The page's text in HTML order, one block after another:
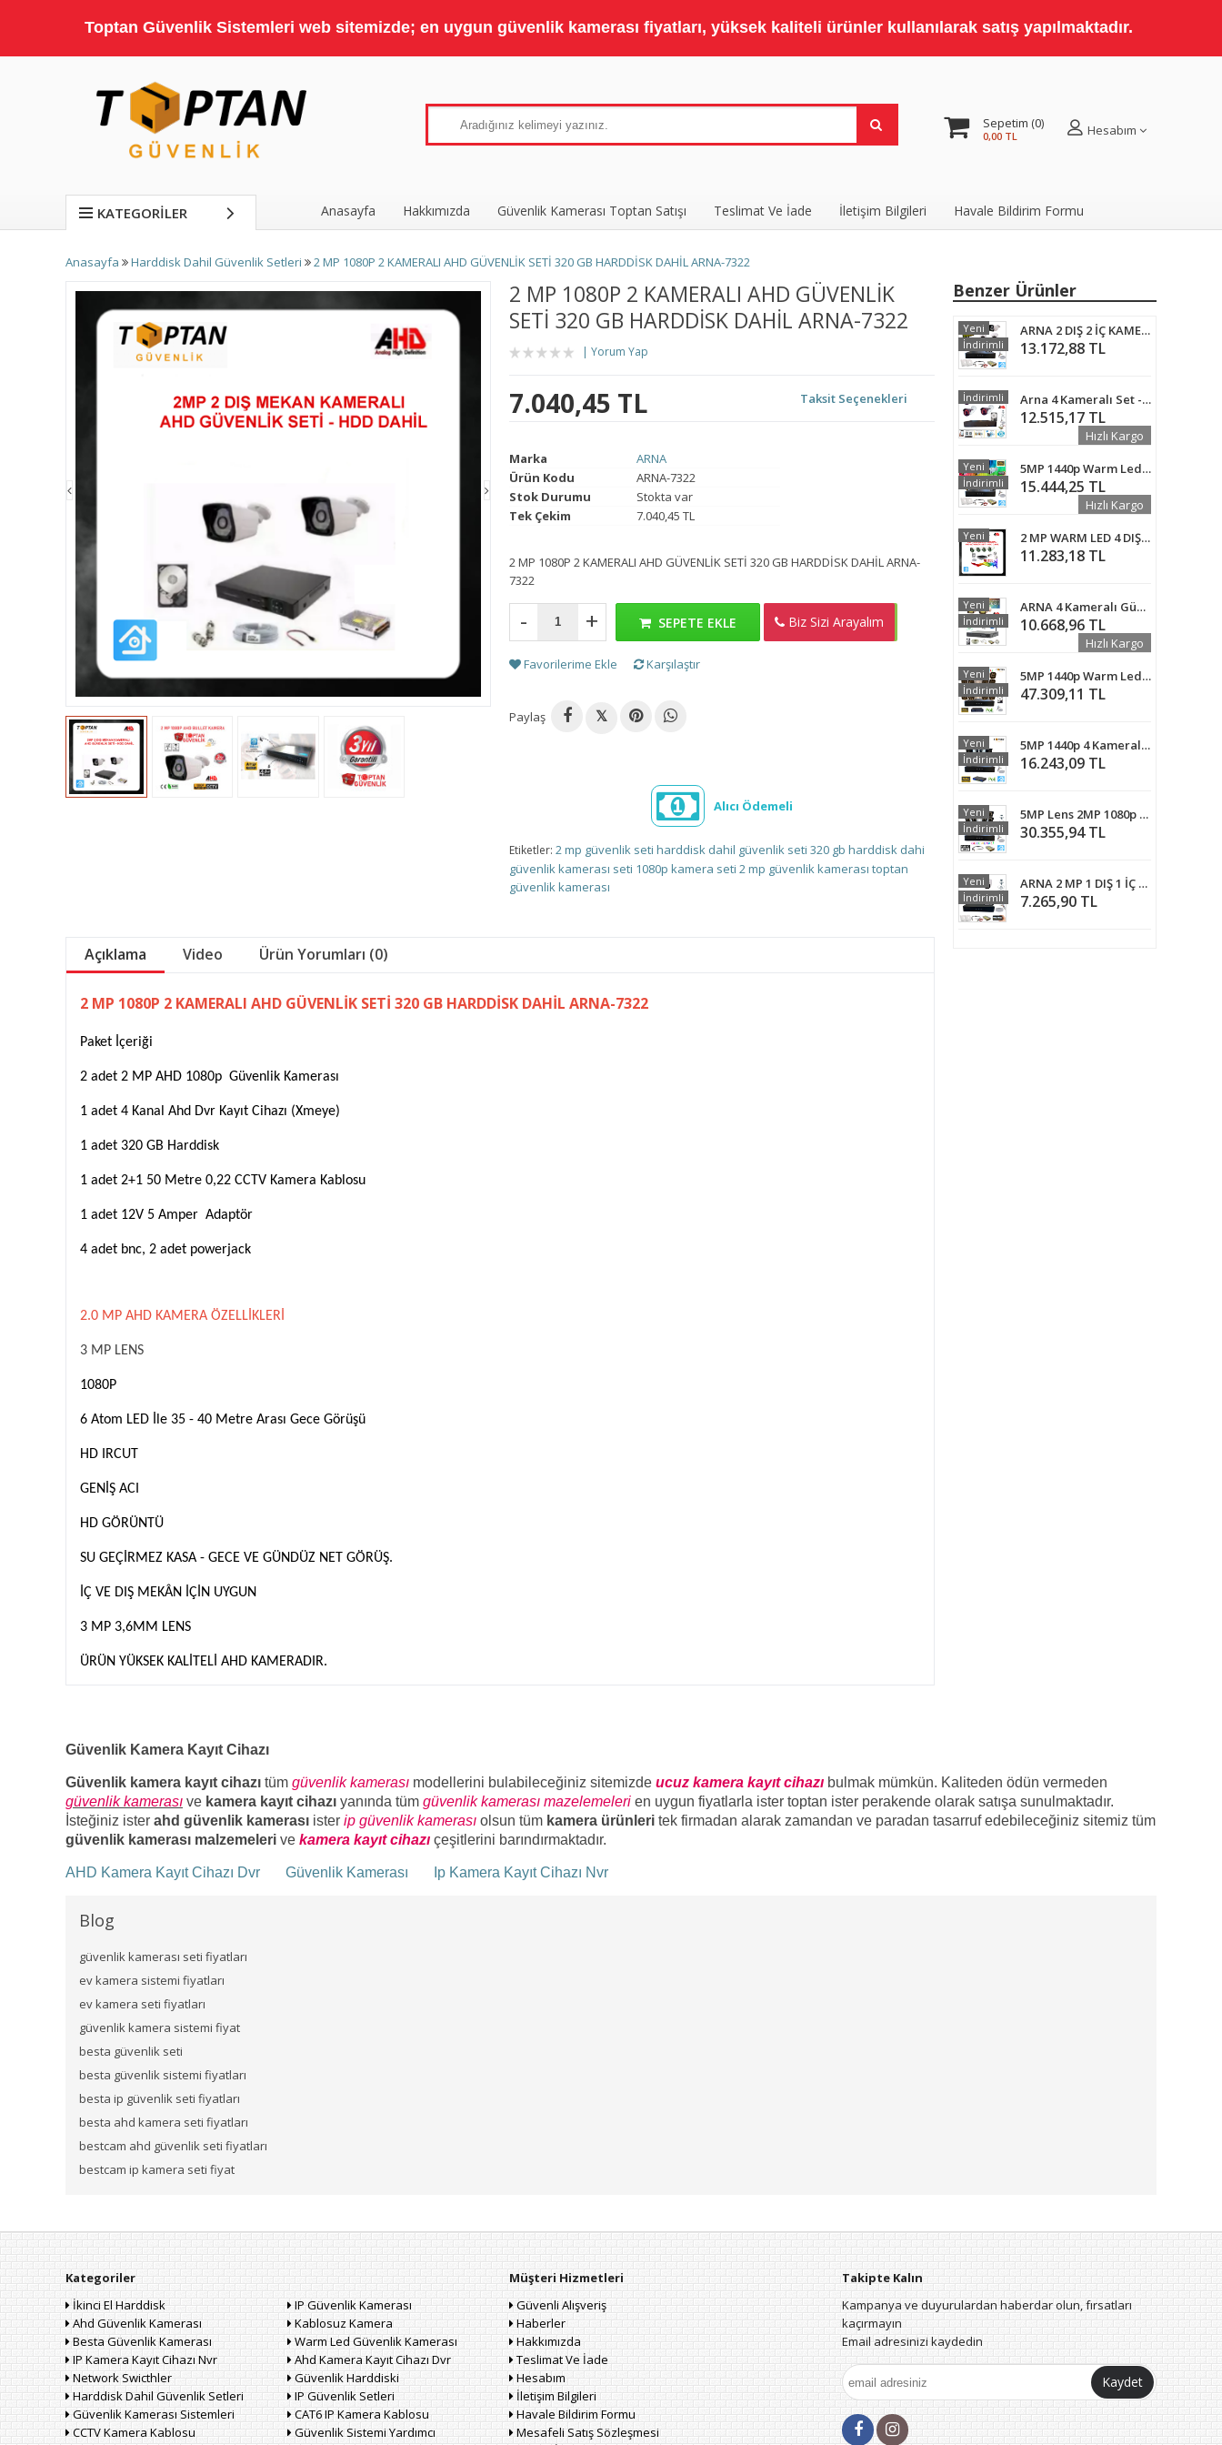
Toptan Güvenlik Sistemleri web sitemizde; en uygun güvenlik kamerası fiyatları, yüksek kaliteli ürünler kullanılarak satış yapılmaktadır.
Sepetim 0
0,00 TL Hesabım
KATEGORILER Anasayfa Hakkımızda Güvenlik Kamerası Toptan Satışı Teslimat Ve İade İletişim Bilgileri Havale Bildirim Formu
Anasayfa Harddisk Dahil Güvenlik Setleri 2 MP 1080P 2 KAMERALI AHD GÜVENLİK SETİ 320 GB HARDDİSK DAHİL ARNA-7322
2 MP 1080P 2 KAMERALI AHD GÜVENLİK
SETİ 320 GB HARDDİSK DAHİL ARNA-7322
Yorum Yap
7.040,45 TL Taksit Seçenekleri
Marka
ARNA
Ürün Kodu
ARNA-7322
Stok Durumu
Stokta var
Tek Çekim
7.040,45 TL
2 MP 1080P 2 KAMERALI AHD GÜVENLİK SETİ 320 GB HARDDİSK DAHİL ARNA-
7322
- + SEPETE EKLE HEMEN AL
Favorilerime Ekle Karşılaştır
Biz Sizi Arayalım
Paylaş 𝕏
Alıcı Ödemeli
Etiketler: 2 mp güvenlik seti harddisk dahil güvenlik seti 320 gb harddisk dahi
güvenlik kamerası seti 1080p kamera seti 2 mp güvenlik kamerası toptan
güvenlik kamerası
Açıklama Video Ürün Yorumları (0)
2 MP 1080P 2 KAMERALI AHD GÜVENLİK SETİ 320 GB HARDDİSK DAHİL ARNA-7322
Paket İçeriği
2 adet 2 MP AHD 1080p Güvenlik Kamerası
1 adet 4 Kanal Ahd Dvr Kayıt Cihazı (Xmeye)
1 adet 320 GB Harddisk
1 adet 2+1 50 Metre 0,22 CCTV Kamera Kablosu
1 adet 12V 5 Amper Adaptör
4 adet bnc, 2 adet powerjack
2.0 MP AHD KAMERA ÖZELLİKLERİ
3 MP LENS
1080P
6 Atom LED İle 35 - 40 Metre Arası Gece Görüşü
HD IRCUT
GENİŞ ACI
HD GÖRÜNTÜ
SU GEÇİRMEZ KASA - GECE VE GÜNDÜZ NET GÖRÜŞ.
İÇ VE DIŞ MEKÂN İÇİN UYGUN
3 MP 3,6MM LENS
ÜRÜN YÜKSEK KALİTELİ AHD KAMERADIR.
Benzer Ürünler
ARNA 2 DIŞ 2 İÇ KAMERALI MONİTÖR VE 1 TB HDD DAHİL AHD GÜVENLİK KAMERASI SETİ-ST421MT
13.172,88 TL
Yeni
İndirimli
Arna 4 Kameralı Set - 5MP Sony Lensli Full Hd Gece Görüşlü Güvenlik Kamerası Sistemi - Cepten Izle Xmeye 3 TB HDD Dahil
12.515,17 TL
İndirimli
Hızlı Kargo
5MP 1440p Warm Led Gece Renkli 8 Kameralı 250GB Harddisk Dahil AHD Güvenlik Kamerası Seti - ST-58250T
15.444,25 TL
Yeni
İndirimli
Hızlı Kargo
2 MP WARM LED 4 DIŞ MEKAN KAMERALI 500 GB HDD DAHİL GÜVENLİK SETİ ARNA-7425
11.283,18 TL
Yeni
ARNA 4 Kameralı Güvenlik Seti 500 GB HDD- 5MP Sony Lensli Full Hd Gece Renkli Görüşlü Güvenlik Kamerası Sistemi - Cepten Izle
10.668,96 TL
Yeni
İndirimli
Hızlı Kargo
5MP 1440p Warm Led 16 Kameralı 1TB Harddisk Dahil IP Poe Güvenlik Kamerası Seti - ST-5161TBW
47.309,11 TL
Yeni
İndirimli
5MP 1440p 4 Kameralı 500GB Harddisk Dahil IP Poe Güvenlik Kamerası Seti - ST-54500
16.243,09 TL
Yeni
İndirimli
5MP Lens 2MP 1080p Warm Led 16 Kameralı 2TB Harddisk Dahil Güvenlik Kamerası Seti - ST-2162TBW
30.355,94 TL
Yeni
İndirimli
ARNA 2 MP 1 DIŞ 1 İÇ KAMERALI H.265 HAREKET ALGILAMA ÖZELLİKLİ 500 GB HDD DAHİL KAMERA SİSTEMİ - ST211500L
7.265,90 TL
Yeni
İndirimli
Güvenlik Kamera Kayıt Cihazı
Güvenlik kamera kayıt cihazı tüm güvenlik kamerası modellerini bulabileceğiniz sitemizde ucuz kamera kayıt cihazı bulmak mümkün. Kaliteden ödün vermeden
güvenlik kamerası ve kamera kayıt cihazı yanında tüm güvenlik kamerası mazelemeleri en uygun fiyatlarla ister toptan ister perakende olarak satışa sunulmaktadır.
İsteğiniz ister ahd güvenlik kamerası ister ip güvenlik kamerası olsun tüm kamera ürünleri tek firmadan alarak zamandan ve paradan tasarruf edebileceğiniz sitemiz tüm
güvenlik kamerası malzemeleri ve kamera kayıt cihazı çeşitlerini barındırmaktadır.
AHD Kamera Kayıt Cihazı Dvr Güvenlik Kamerası Ip Kamera Kayıt Cihazı Nvr
Blog
güvenlik kamerası seti fiyatları
ev kamera sistemi fiyatları
ev kamera seti fiyatları
güvenlik kamera sistemi fiyat
besta güvenlik seti
besta güvenlik sistemi fiyatları
besta ip güvenlik seti fiyatları
besta ahd kamera seti fiyatları
bestcam ahd güvenlik seti fiyatları
bestcam ip kamera seti fiyat
Kategoriler
İkinci El Harddisk
IP Güvenlik Kamerası
Ahd Güvenlik Kamerası
Kablosuz Kamera
Besta Güvenlik Kamerası
Warm Led Güvenlik Kamerası
IP Kamera Kayıt Cihazı Nvr
Ahd Kamera Kayıt Cihazı Dvr
Network Swicthler
Güvenlik Harddiski
Harddisk Dahil Güvenlik Setleri
IP Güvenlik Setleri
Güvenlik Kamerası Sistemleri
CAT6 IP Kamera Kablosu
CCTV Kamera Kablosu
Güvenlik Sistemi Yardımcı
Müşteri Hizmetleri
Güvenli Alışveriş
Haberler
Hakkımızda
Teslimat Ve İade
Hesabım
İletişim Bilgileri
Havale Bildirim Formu
Mesafeli Satış Sözleşmesi
Takipte Kalın
Kampanya ve duyurulardan haberdar olun, fırsatları
kaçırmayın
Email adresinizi kaydedin
Kaydet